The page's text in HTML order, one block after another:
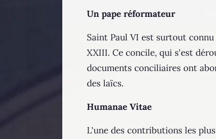
Un pape réformateur
Saint Paul VI est surtout
XXIII. Ce concile, qui s'est
documents conciliaires ont
des laïcs.
Humanae Vitae
L'une des contributions les